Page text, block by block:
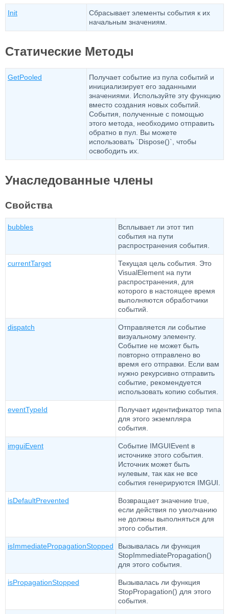
Init
Сбрасывает элементы события к их
начальным значениям.
Статические Методы
GetPooled
Получает событие из пула событий и
инициализирует его заданными
значениями. Используйте эту функцию
вместо создания новых событий.
События, полученные с помощью
этого метода, необходимо отправить
обратно в пул. Вы можете
использовать `Dispose()`, чтобы
освободить их.
Унаследованные члены
Свойства
bubbles
Всплывает ли этот тип
события на пути
распространения события.
currentTarget
Текущая цель события. Это
VisualElement на пути
распространения, для
которого в настоящее время
выполняются обработчики
событий.
dispatch
Отправляется ли событие
визуальному элементу.
Событие не может быть
повторно отправлено во
время его отправки. Если вам
нужно рекурсивно отправить
событие, рекомендуется
использовать копию события.
eventTypeId
Получает идентификатор типа
для этого экземпляра
события.
imguiEvent
Событие IMGUIEvent в
источнике этого события.
Источник может быть
нулевым, так как не все
события генерируются IMGUI.
isDefaultPrevented
Возвращает значение true,
если действия по умолчанию
не должны выполняться для
этого события.
isImmediatePropagationStopped
Вызывалась ли функция
StopImmediatePropagation()
для этого события.
isPropagationStopped
Вызывалась ли функция
StopPropagation() для этого
события.